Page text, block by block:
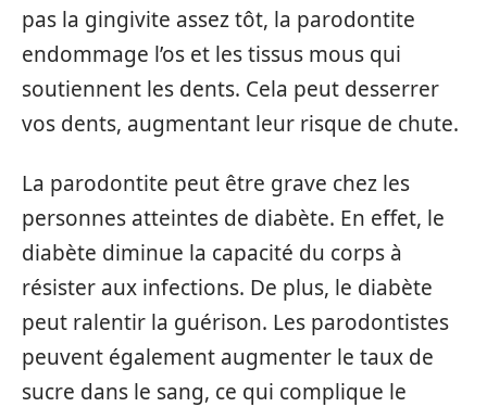
pas la gingivite assez tôt, la parodontite
endommage l’os et les tissus mous qui
soutiennent les dents. Cela peut desserrer
vos dents, augmentant leur risque de chute.
La parodontite peut être grave chez les
personnes atteintes de diabète. En effet, le
diabète diminue la capacité du corps à
résister aux infections. De plus, le diabète
peut ralentir la guérison. Les parodontistes
peuvent également augmenter le taux de
sucre dans le sang, ce qui complique le